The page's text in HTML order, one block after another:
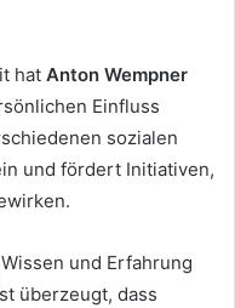
hat Anton Wempner
Einfluss
sozialen
und fördert Initiativen,
und Erfahrung
überzeugt, dass